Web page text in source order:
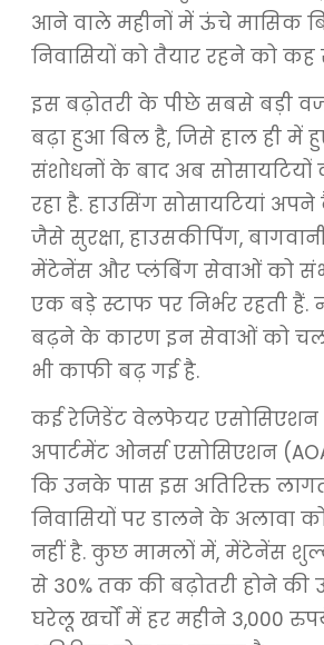
आने वाले महीनों में ऊंचे मासिक
निवासियों को तैयार रहने को कह
इस बढ़ोतरी के पीछे सबसे बड़ी
बढ़ा हुआ बिल है, जिसे हाल ही में
संशोधनों के बाद अब सोसायटियों
रहा है. हाउसिंग सोसायटियां
जैसे सुरक्षा, हाउसकीपिंग,
मेंटेनेंस और प्लंबिंग सेवाओं को
एक बड़े स्टाफ पर निर्भर रहती
बढ़ने के कारण इन सेवाओं को
भी काफी बढ़ गई है.
कई रेजिडेंट वेलफेयर एसोसिएशन
अपार्टमेंट ओनर्स एसोसिएशन
कि उनके पास इस अतिरिक्त
निवासियों पर डालने के अलावा
नहीं है. कुछ मामलों में, मेंटेनेंस
से 30% तक की बढ़ोतरी होने की
घरेलू खर्चों में हर महीने 3,000